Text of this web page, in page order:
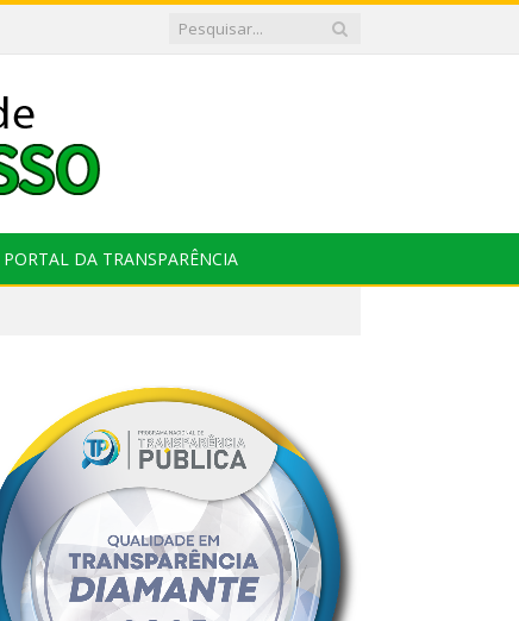
PORTAL DA TRANSPARÊNCIA